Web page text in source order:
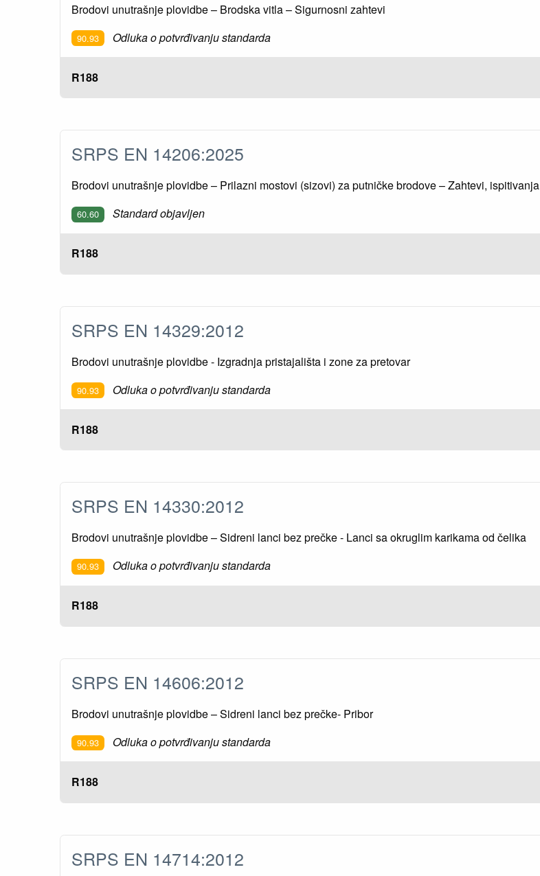
Brodovi unutrašnje plovidbe – Brodska vitla – Sigurnosni zahtevi
90.93 Odluka o potvrđivanju standarda
R188
SRPS EN 14206:2025
Brodovi unutrašnje plovidbe – Prilazni mostovi (sizovi) za putničke brodove – Zahtevi, ispitivanja
60.60 Standard objavljen
R188
SRPS EN 14329:2012
Brodovi unutrašnje plovidbe - Izgradnja pristajališta i zone za pretovar
90.93 Odluka o potvrđivanju standarda
R188
SRPS EN 14330:2012
Brodovi unutrašnje plovidbe – Sidreni lanci bez prečke - Lanci sa okruglim karikama od čelika
90.93 Odluka o potvrđivanju standarda
R188
SRPS EN 14606:2012
Brodovi unutrašnje plovidbe – Sidreni lanci bez prečke- Pribor
90.93 Odluka o potvrđivanju standarda
R188
SRPS EN 14714:2012